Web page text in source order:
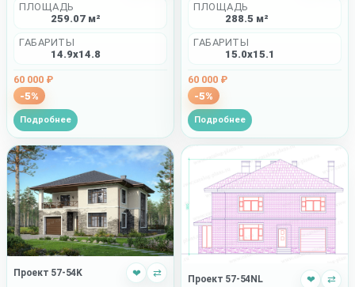
ПЛОЩАДЬ
259.07 м²
ГАБАРИТЫ
14.9x14.8
60 000 ₽
-5%
Подробнее
ПЛОЩАДЬ
288.5 м²
ГАБАРИТЫ
15.0x15.1
60 000 ₽
-5%
Подробнее
Проект 57-54K ❤ ⇄
Проект 57-54NL ❤ ⇄